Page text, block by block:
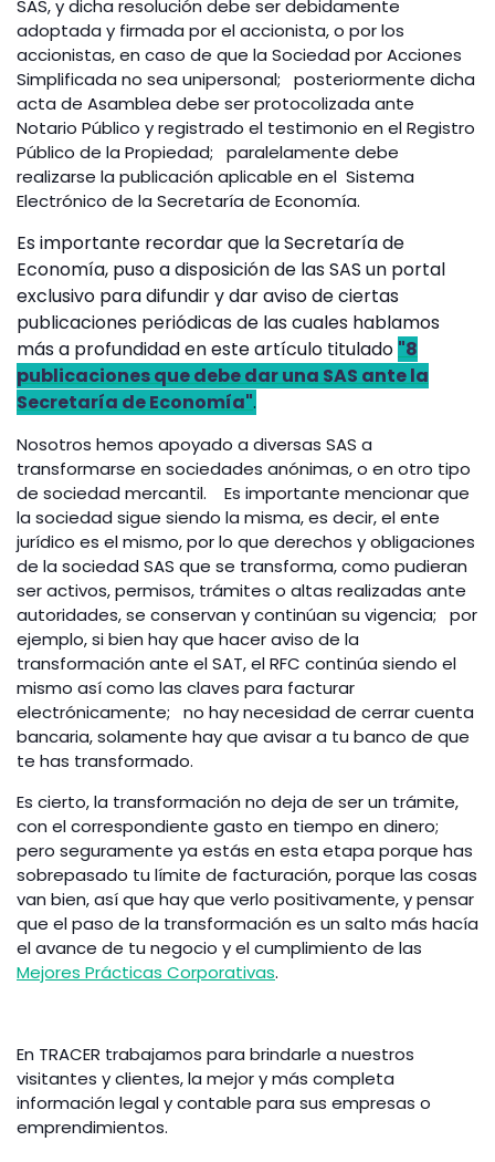
SAS, y dicha resolución debe ser debidamente
adoptada y firmada por el accionista, o por los
accionistas, en caso de que la Sociedad por Acciones
Simplificada no sea unipersonal; posteriormente dicha
acta de Asamblea debe ser protocolizada ante
Notario Público y registrado el testimonio en el Registro
Público de la Propiedad; paralelamente debe
realizarse la publicación aplicable en el Sistema
Electrónico de la Secretaría de Economía.
Es importante recordar que la Secretaría de
Economía, puso a disposición de las SAS un portal
exclusivo para difundir y dar aviso de ciertas
publicaciones periódicas de las cuales hablamos
más a profundidad en este artículo titulado "8
publicaciones que debe dar una SAS ante la
Secretaría de Economía".
Nosotros hemos apoyado a diversas SAS a
transformarse en sociedades anónimas, o en otro tipo
de sociedad mercantil. Es importante mencionar que
la sociedad sigue siendo la misma, es decir, el ente
jurídico es el mismo, por lo que derechos y obligaciones
de la sociedad SAS que se transforma, como pudieran
ser activos, permisos, trámites o altas realizadas ante
autoridades, se conservan y continúan su vigencia; por
ejemplo, si bien hay que hacer aviso de la
transformación ante el SAT, el RFC continúa siendo el
mismo así como las claves para facturar
electrónicamente; no hay necesidad de cerrar cuenta
bancaria, solamente hay que avisar a tu banco de que
te has transformado.
Es cierto, la transformación no deja de ser un trámite,
con el correspondiente gasto en tiempo en dinero;
pero seguramente ya estás en esta etapa porque has
sobrepasado tu límite de facturación, porque las cosas
van bien, así que hay que verlo positivamente, y pensar
que el paso de la transformación es un salto más hacía
el avance de tu negocio y el cumplimiento de las
Mejores Prácticas Corporativas.
En TRACER trabajamos para brindarle a nuestros
visitantes y clientes, la mejor y más completa
información legal y contable para sus empresas o
emprendimientos.